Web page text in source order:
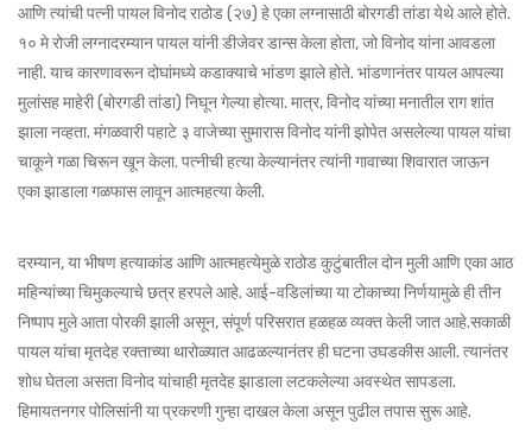
आणि त्यांची पत्नी पायल विनोद राठोड (२७) हे एका लग्नासाठी बोरगडी तांडा येथे आले होते.
१० मे रोजी लग्नादरम्यान पायल यांनी डीजेवर डान्स केला होता, जो विनोद यांना आवडला
नाही. याच कारणावरून दोघांमध्ये कडाक्याचे भांडण झाले होते. भांडणानंतर पायल आपल्या
मुलांसह माहेरी (बोरगडी तांडा) निघून गेल्या होत्या. मात्र, विनोद यांच्या मनातील राग शांत
झाला नव्हता. मंगळवारी पहाटे ३ वाजेच्या सुमारास विनोद यांनी झोपेत असलेल्या पायल यांचा
चाकूने गळा चिरून खून केला. पत्नीची हत्या केल्यानंतर त्यांनी गावाच्या शिवारात जाऊन
एका झाडाला गळफास लावून आत्महत्या केली.
दरम्यान, या भीषण हत्याकांड आणि आत्महत्येमुळे राठोड कुटुंबातील दोन मुली आणि एका आठ
महिन्यांच्या चिमुकल्याचे छत्र हरपले आहे. आई-वडिलांच्या या टोकाच्या निर्णयामुळे ही तीन
निष्पाप मुले आता पोरकी झाली असून, संपूर्ण परिसरात हळहळ व्यक्त केली जात आहे.सकाळी
पायल यांचा मृतदेह रक्ताच्या थारोळ्यात आढळल्यानंतर ही घटना उघडकीस आली. त्यानंतर
शोध घेतला असता विनोद यांचाही मृतदेह झाडाला लटकलेल्या अवस्थेत सापडला.
हिमायतनगर पोलिसांनी या प्रकरणी गुन्हा दाखल केला असून पुढील तपास सुरू आहे.